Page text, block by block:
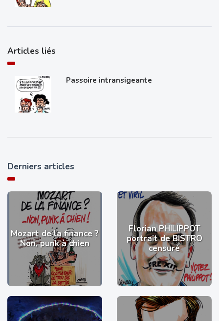
Articles liés
Passoire intransigeante
Derniers articles
Mozart de la finance ?
Non, punk à chien
Florian PHILIPPOT
portrait de BISTRO
censuré